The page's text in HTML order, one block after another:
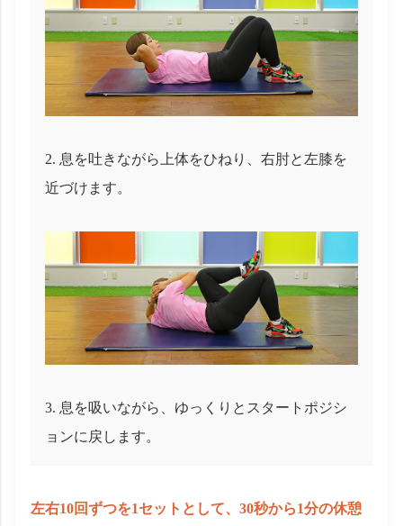
息を吐きながら上体をひねり、右肘と左膝を
近づけます。
息を吸いながら、ゆっくりとスタートポジシ
ョンに戻します。
左右10回ずつを1セットとして、30秒から1分の休憩